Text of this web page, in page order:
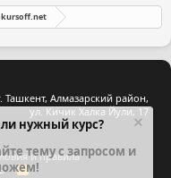
kursoff.net
Ташкент, Алмазарский район,
ул. Кичик Халка Йули, 17
и правила
R
нужный курс?
тему с запросом и